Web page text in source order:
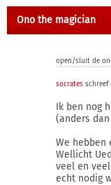
Ono the magician
open/sluit de
socrates schreef
Ik ben nog
(anders
We hebben
Wellicht
veel en
echt nodig